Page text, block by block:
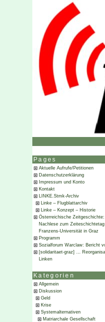
Pages
Aktuelle Aufrufe/Petitionen
Datenschutzerklärung
Impressum und Konto
Kontakt
LINKE.Stmk-Archiv
Linke – Flugblattarchiv
Linke – Konzept – Historie
Österreichische
Nachlese zum
Franzens-Universität in Graz
Programm
Sozialforum Warclaw: Bericht
[solidaritaet-graz] …
Linken
Kategorien
Allgemein
Diskussion
Geld
Krise
Systemalternativen
Matriarchale Gesellschaft